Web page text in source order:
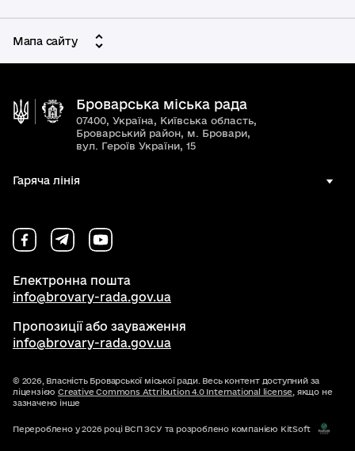
Мапа сайту
Броварська міська рада
07400, Україна, Київська область,
Броварський район, м. Бровари,
вул. Героїв України, 15
Гаряча лінія
Електронна пошта
info@brovary-rada.gov.ua
Пропозиції або зауваження
info@brovary-rada.gov.ua
© 2026, Власність Броварської міської ради. Весь контент доступний за
ліцензією Creative Commons Attribution 4.0 International license , якщо не
зазначено інше
Перероблено у 2026 році ВСП ЗСУ та розроблено компанією KitSoft